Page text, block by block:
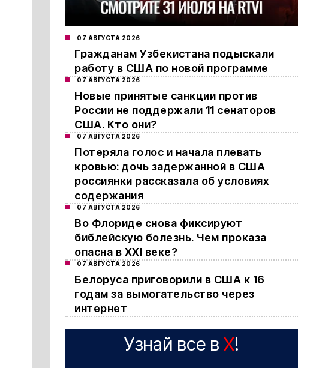
07 АВГУСТА 2026
Гражданам Узбекистана подыскали
работу в США по новой программе
07 АВГУСТА 2026
Новые принятые санкции против
России не поддержали 11 сенаторов
США. Кто они?
07 АВГУСТА 2026
Потеряла голос и начала плевать
кровью: дочь задержанной в США
россиянки рассказала об условиях
содержания
07 АВГУСТА 2026
Во Флориде снова фиксируют
библейскую болезнь. Чем проказа
опасна в XXI веке?
07 АВГУСТА 2026
Белоруса приговорили в США к 16
годам за вымогательство через
интернет
Узнай все в X!